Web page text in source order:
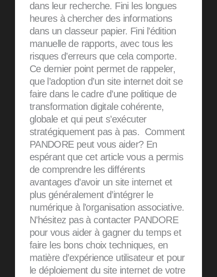
dans leur recherche. Fini les longues
heures à chercher des informations
dans un classeur papier. Fini l’édition
manuelle de rapports, avec tous les
risques d’erreurs que cela comporte.
Ce dernier point permet de rappeler,
que l’adoption d’un site internet doit se
faire dans le cadre d’une politique de
transformation digitale cohérente,
globale et qui peut s’exécuter
stratégiquement pas à pas. Comment
PANDORE peut vous aider? En
espérant que cet article vous a permis
de comprendre les différents
avantages d’avoir un site internet et
plus généralement d’intégrer le
numérique à l’organisation associative.
N’hésitez pas à contacter PANDORE
pour vous aider à gagner du temps et
faire les bons choix techniques, en
matière d’expérience utilisateur et pour
le déploiement du site internet de votre